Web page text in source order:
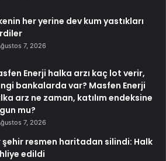
her yerine dev kum yastıkları
7, 2026
Enerji halka arzı kaç lot verir,
bankalarda var? Masfen Enerji
arz ne zaman, katılım endeksine
mu?
7, 2026
şehir resmen haritadan silindi: Halk
edildi